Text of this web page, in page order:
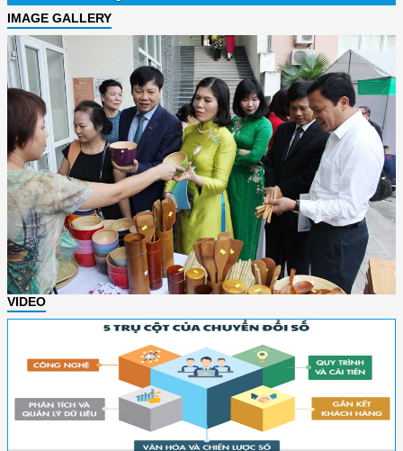
IMAGE GALLERY
VIDEO